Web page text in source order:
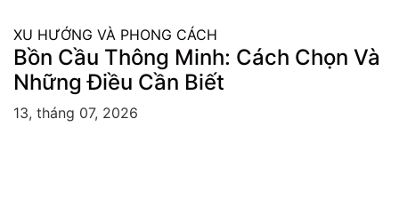
XU HƯỚNG VÀ PHONG CÁCH
Bồn Cầu Thông Minh: Cách Chọn Và
Những Điều Cần Biết
13, tháng 07, 2026